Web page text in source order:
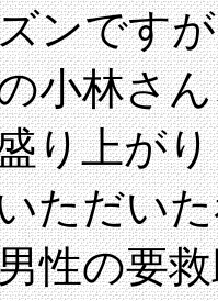
ですが
小林さ
り上が
だいた
性の要